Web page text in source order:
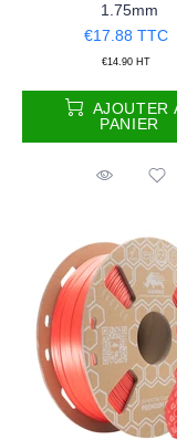
1.75mm
€17.88 TTC
€14.90 HT
AJOUTER
PANIER